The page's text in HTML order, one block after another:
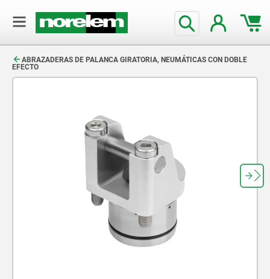
ABRAZADERAS DE PALANCA GIRATORIA, NEUMÁTICAS CON DOBLE
EFECTO